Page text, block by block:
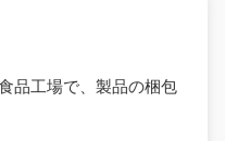
品工場で、製品の梱包